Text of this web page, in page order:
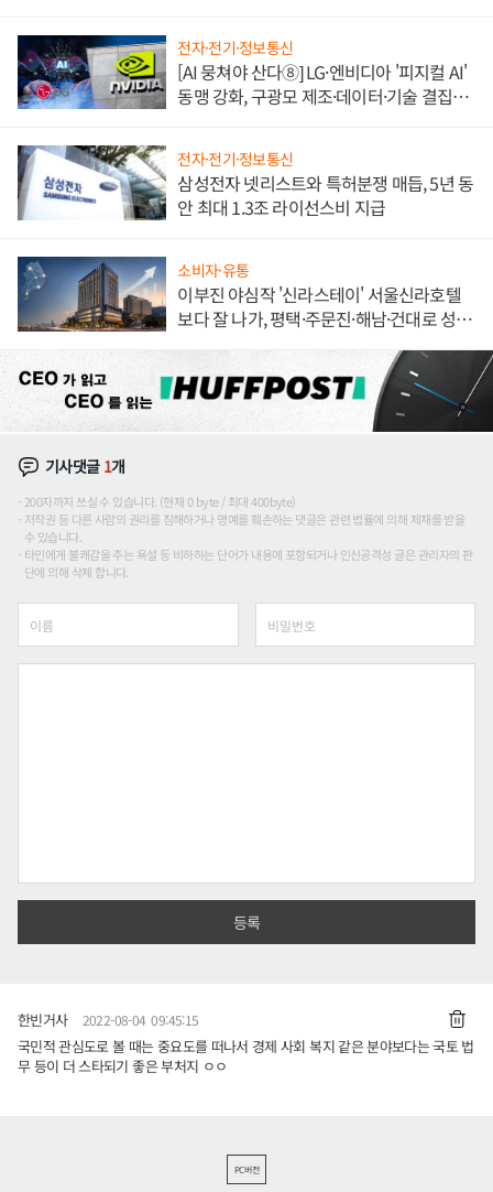
전자·전기·정보통신
[AI 뭉쳐야 산다⑧] LG·엔비디아 '피지컬 AI'
동맹 강화, 구광모 제조·데이터·기술 결집
전자·전기·정보통신
삼성전자 넷리스트와 특허분쟁 매듭, 5년 동
안 최대 1.3조 라이선스비 지급
소비자·유통
이부진 야심작 '신라스테이' 서울신라호텔
보다 잘 나가, 평택·주문진·해남·건대로 성
기사댓글 1개
200자까지 쓰실 수 있습니다. (현재 0 byte / 최대 400byte)
저작권 등 다른 사람의 권리를 침해하거나 명예를 훼손하는 댓글은 관련 법률에 의해 제재를 받을
수 있습니다.
타인에게 불쾌감을 주는 욕설 등 비하하는 단어가 내용에 포함되거나 인신공격성 글은 관리자의 판
단에 의해 삭제 합니다.
한빈거사 2022-08-04 09:45:15
국민적 관심도로 볼 때는 중요도를 떠나서 경제 사회 복지 같은 분야보다는 국토 법
무 등이 더 스타되기 좋은 부처지 ㅇㅇ
PC버전